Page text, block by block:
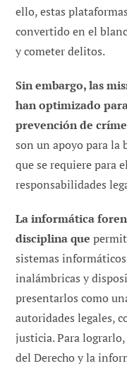
ello, estas
convertido en el
y cometer delitos.
Sin embargo, las
han optimizado
prevención de
son un apoyo para la
que se requiere para
responsabilidades
La informática
disciplina que
sistemas
inalámbricas y
presentarlos como
autoridades legales,
justicia. Para
del Derecho y la